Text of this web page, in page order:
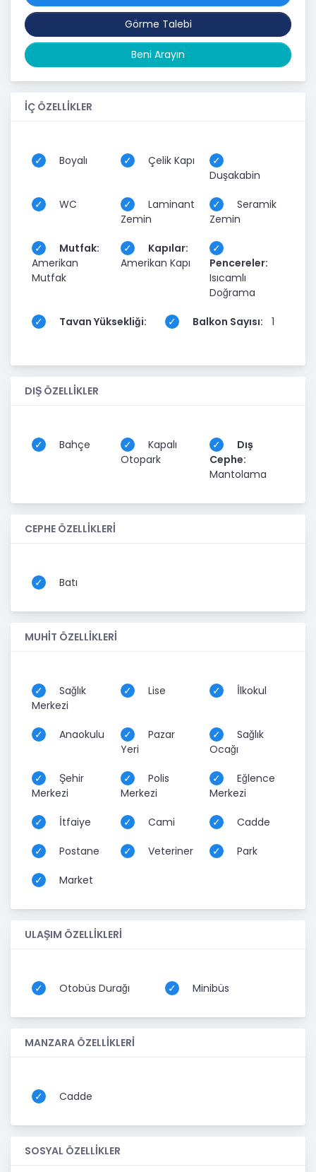
Görme Talebi
Beni Arayın
İÇ ÖZELLİKLER
Boyalı
Çelik Kapı
Duşakabin
WC
Laminant
Zemin
Seramik
Zemin
Mutfak:
Amerikan
Mutfak
Kapılar:
Amerikan Kapı
Pencereler:
Isıcamlı
Doğrama
Tavan Yüksekliği: Balkon Sayısı: 1
DIŞ ÖZELLİKLER
Bahçe
Kapalı
Otopark
Dış
Cephe:
Mantolama
CEPHE ÖZELLİKLERİ
Batı
MUHİT ÖZELLİKLERİ
Sağlık
Merkezi
Lise İlkokul
Anaokulu
Pazar
Yeri
Sağlık
Ocağı
Şehir
Merkezi
Polis
Merkezi
Eğlence
Merkezi
İtfaiye Cami Cadde
Postane Veteriner Park
Market
ULAŞIM ÖZELLİKLERİ
Otobüs Durağı Minibüs
MANZARA ÖZELLİKLERİ
Cadde
SOSYAL ÖZELLİKLER